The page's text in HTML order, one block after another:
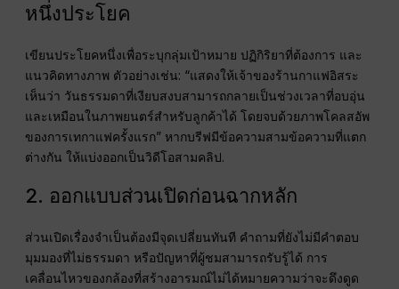
หนึ่งประโยค
เขียนประโยคหนึ่งเพื่อระบุกลุ่มเป้าหมาย ปฏิกิริยาที่ต้องการ และ
แนวคิดทางภาพ ตัวอย่างเช่น: “แสดงให้เจ้าของร้านกาแฟอิสระ
เห็นว่า วันธรรมดาที่เงียบสงบสามารถกลายเป็นช่วงเวลาที่อบอุ่น
และเหมือนในภาพยนตร์สำหรับลูกค้าได้ โดยจบด้วยภาพโคลสอัพ
ของการเทกาแฟครั้งแรก” หากบรีฟมีข้อความสามข้อความที่แตก
ต่างกัน ให้แบ่งออกเป็นวิดีโอสามคลิป.
2. ออกแบบส่วนเปิดก่อนฉากหลัก
ส่วนเปิดเรื่องจำเป็นต้องมีจุดเปลี่ยนทันที คำถามที่ยังไม่มีคำตอบ
มุมมองที่ไม่ธรรมดา หรือปัญหาที่ผู้ชมสามารถรับรู้ได้ การ
เคลื่อนไหวของกล้องที่สร้างอารมณ์ไม่ได้หมายความว่าจะดึงดูด